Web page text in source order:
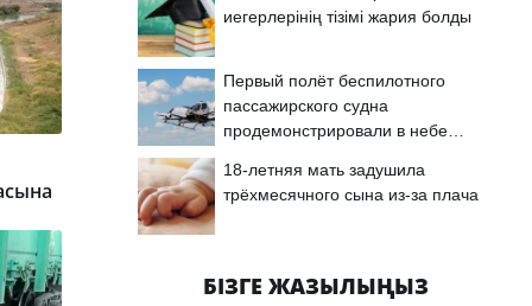
иегерлерінің тізімі жария болды
Первый полёт беспилотного
пассажирского судна
продемонстрировали в небе
18-летняя мать задушила
трёхмесячного сына из-за плача
БІЗГЕ ЖАЗЫЛЫҢЫЗ